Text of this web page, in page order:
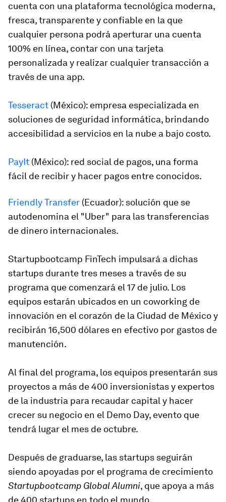
cuenta con una plataforma tecnológica moderna,
fresca, transparente y confiable en la que
cualquier persona podrá aperturar una cuenta
100% en línea, contar con una tarjeta
personalizada y realizar cualquier transacción a
través de una app.
Tesseract (México): empresa especializada en
soluciones de seguridad informática, brindando
accesibilidad a servicios en la nube a bajo costo.
PayIt (México): red social de pagos, una forma
fácil de recibir y hacer pagos entre conocidos.
Friendly Transfer (Ecuador): solución que se
autodenomina el "Uber" para las transferencias
de dinero internacionales.
Startupbootcamp FinTech impulsará a dichas
startups durante tres meses a través de su
programa que comenzará el 17 de julio. Los
equipos estarán ubicados en un coworking de
innovación en el corazón de la Ciudad de México y
recibirán 16,500 dólares en efectivo por gastos de
manutención.
Al final del programa, los equipos presentarán sus
proyectos a más de 400 inversionistas y expertos
de la industria para recaudar capital y hacer
crecer su negocio en el Demo Day, evento que
tendrá lugar el mes de octubre.
Después de graduarse, las startups seguirán
siendo apoyadas por el programa de crecimiento
Startupbootcamp Global Alumni, que apoya a más
de 400 startups en todo el mundo.